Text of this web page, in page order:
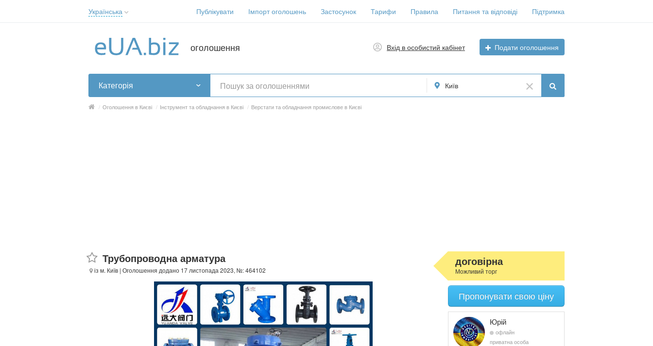
Українська
Українська
Публікувати Імпорт оголошень Застосунок Тарифи Правила Питання та відповіді Підтримка
оголошення Вхід в особистий кабінет Подати оголошення
Категорія Київ
/ Оголошення в Києві / Інструмент та обладнання в Києві / Верстати та обладнання промислове в Києві
Трубопроводна арматура
із м. Київ | Оголошення додано 17 листопада 2023, №: 464102
договірна
Можливий торг
Пропонувати свою ціну
Юрій
офлайн
приватна особа